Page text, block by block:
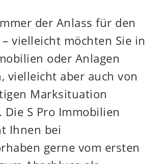
der Anlass für den
vielleicht möchten Sie in
oder Anlagen
vielleicht aber auch von
Marksituation
S Pro Immobilien
Ihnen bei
gerne vom ersten